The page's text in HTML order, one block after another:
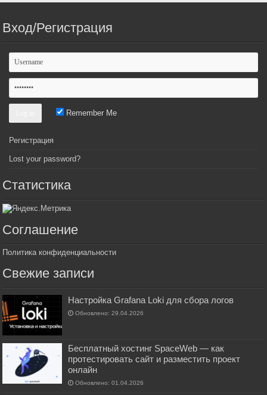
Вход/Регистрация
Remember Me
Регистрация
Lost your password?
Статистика
Соглашение
Политика конфиденциальности
Свежие записи
Настройка Grafana Loki для сбора логов
Обновлено: 29.04.2026
Бесплатный хостинг SpaceWeb — как
протестировать сайт и разместить проект
онлайн
Обновлено: 01.04.2026